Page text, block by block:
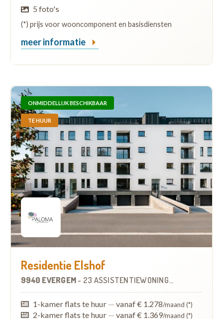
5 foto's
(*) prijs voor wooncomponent en basisdiensten
meer informatie
ONMIDDELLIJK BESCHIKBAAR
TE HUUR
Residentie Elshof
9940 EVERGEM - 23 ASSISTENTIEWONINGEN
1-kamer flats te huur — vanaf € 1.278/maand (*)
2-kamer flats te huur — vanaf € 1.369/maand (*)